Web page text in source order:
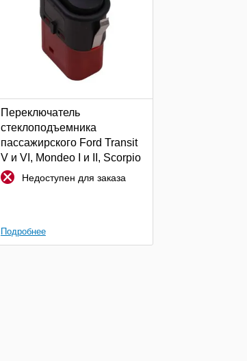
Переключатель
стеклоподъемника
пассажирского Ford Transit
V и VI, Mondeo I и II, Scorpio
II и Escort IV | Polcar
Недоступен для заказа
Подробнее